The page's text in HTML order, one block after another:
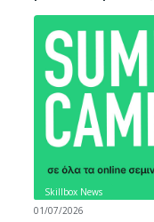
Skillbox News
01/07/2026